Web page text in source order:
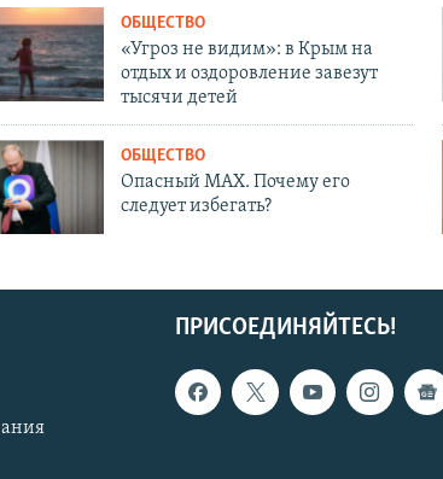
ОБЩЕСТВО
«Угроз не видим»: в Крым на
отдых и оздоровление завезут
тысячи детей
ОБЩЕСТВО
Опасный MAX. Почему его
следует избегать?
ПРИСОЕДИНЯЙТЕСЬ!